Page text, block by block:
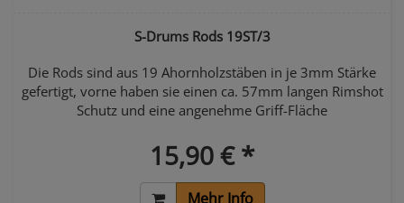
S-Drums Rods 19ST/3
Die Rods sind aus 19 Ahornholzstäben in je 3mm Stärke
gefertigt, vorne haben sie einen ca. 57mm langen Rimshot
Schutz und eine angenehme Griff-Fläche
15,90 € *
Mehr Info